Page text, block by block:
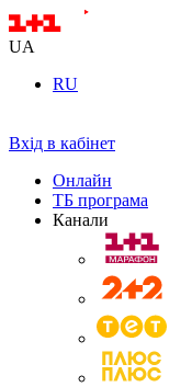
UA
RU
Вхід в кабінет
Онлайн
ТБ програма
Канали